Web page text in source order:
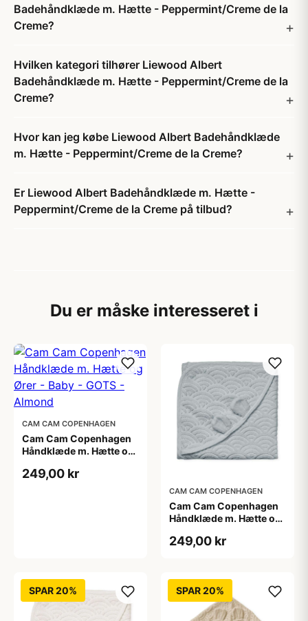
Badehåndklæde m. Hætte - Peppermint/Creme de la
Creme?
Hvilken kategori tilhører Liewood Albert
Badehåndklæde m. Hætte - Peppermint/Creme de la
Creme?
Hvor kan jeg købe Liewood Albert Badehåndklæde
m. Hætte - Peppermint/Creme de la Creme?
Er Liewood Albert Badehåndklæde m. Hætte -
Peppermint/Creme de la Creme på tilbud?
Du er måske interesseret i
CAM CAM COPENHAGEN
Cam Cam Copenhagen
Håndklæde m. Hætte og
Almond
249,00 kr
CAM CAM COPENHAGEN
Cam Cam Copenhagen
Håndklæde m. Hætte og
Classic Grey
249,00 kr
SPAR 20% SPAR 20%